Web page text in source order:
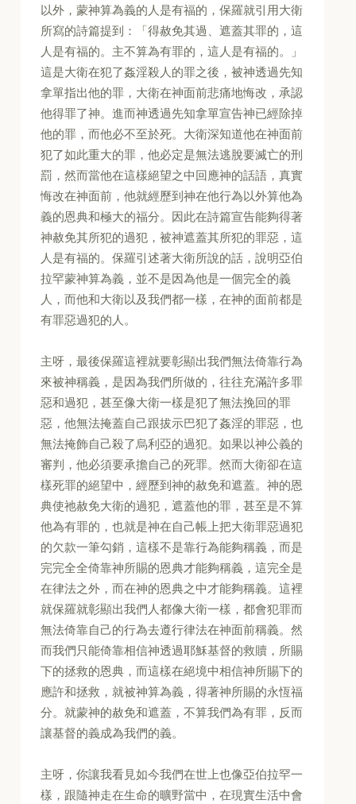
以外，蒙神算為義的人是有福的，保羅就引用大衛
所寫的詩篇提到：「得赦免其過、遮蓋其罪的，這
人是有福的。主不算為有罪的，這人是有福的。」
這是大衛在犯了姦淫殺人的罪之後，被神透過先知
拿單指出他的罪，大衛在神面前悲痛地悔改，承認
他得罪了神。進而神透過先知拿單宣告神已經除掉
他的罪，而他必不至於死。大衛深知道他在神面前
犯了如此重大的罪，他必定是無法逃脫要滅亡的刑
罰，然而當他在這樣絕望之中回應神的話語，真實
悔改在神面前，他就經歷到神在他行為以外算他為
義的恩典和極大的福分。因此在詩篇宣告能夠得著
神赦免其所犯的過犯，被神遮蓋其所犯的罪惡，這
人是有福的。保羅引述著大衛所說的話，說明亞伯
拉罕蒙神算為義，並不是因為他是一個完全的義
人，而他和大衛以及我們都一樣，在神的面前都是
有罪惡過犯的人。
主呀，最後保羅這裡就要彰顯出我們無法倚靠行為
來被神稱義，是因為我們所做的，往往充滿許多罪
惡和過犯，甚至像大衛一樣是犯了無法挽回的罪
惡，他無法掩蓋自己跟拔示巴犯了姦淫的罪惡，也
無法掩飾自己殺了烏利亞的過犯。如果以神公義的
審判，他必須要承擔自己的死罪。然而大衛卻在這
樣死罪的絕望中，經歷到神的赦免和遮蓋。神的恩
典使祂赦免大衛的過犯，遮蓋他的罪，甚至是不算
他為有罪的，也就是神在自己帳上把大衛罪惡過犯
的欠款一筆勾銷，這樣不是靠行為能夠稱義，而是
完完全全倚靠神所賜的恩典才能夠稱義，這完全是
在律法之外，而在神的恩典之中才能夠稱義。這裡
就保羅就彰顯出我們人都像大衛一樣，都會犯罪而
無法倚靠自己的行為去遵行律法在神面前稱義。然
而我們只能倚靠相信神透過耶穌基督的救贖，所賜
下的拯救的恩典，而這樣在絕境中相信神所賜下的
應許和拯救，就被神算為義，得著神所賜的永恆福
分。就蒙神的赦免和遮蓋，不算我們為有罪，反而
讓基督的義成為我們的義。
主呀，你讓我看見如今我們在世上也像亞伯拉罕一
樣，跟隨神走在生命的曠野當中，在現實生活中會